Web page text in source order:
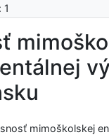
1
mimoškolskej